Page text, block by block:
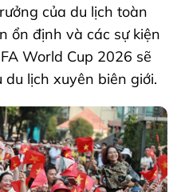
của du lịch toàn
ổn định và các sự kiện
World Cup 2026 sẽ
lịch xuyên biên giới.